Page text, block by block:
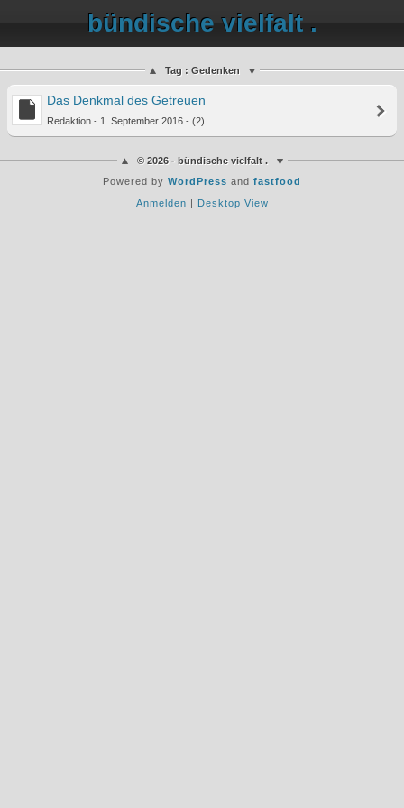
bündische vielfalt .
Tag : Gedenken
Das Denkmal des Getreuen
Redaktion - 1. September 2016 - (2)
© 2026 - bündische vielfalt .
Powered by WordPress and fastfood
Anmelden | Desktop View